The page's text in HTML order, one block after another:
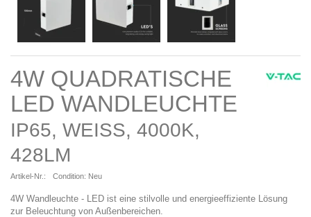
4W QUADRATISCHE
LED WANDLEUCHTE
IP65, WEISS, 4000K, 4
28LM
Artikel-Nr.: Condition: Neu
4W Wandleuchte - LED ist eine stilvolle und energieeffiziente Lösung
zur Beleuchtung von Außenbereichen.